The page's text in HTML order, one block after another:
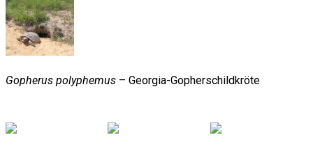
Gopherus polyphemus – Georgia-Gopherschildkröte